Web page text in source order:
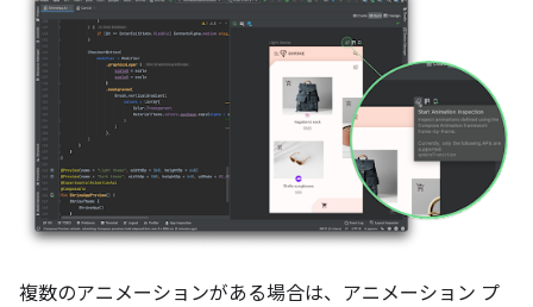
複数のアニメーションがある場合は、アニメーション プ